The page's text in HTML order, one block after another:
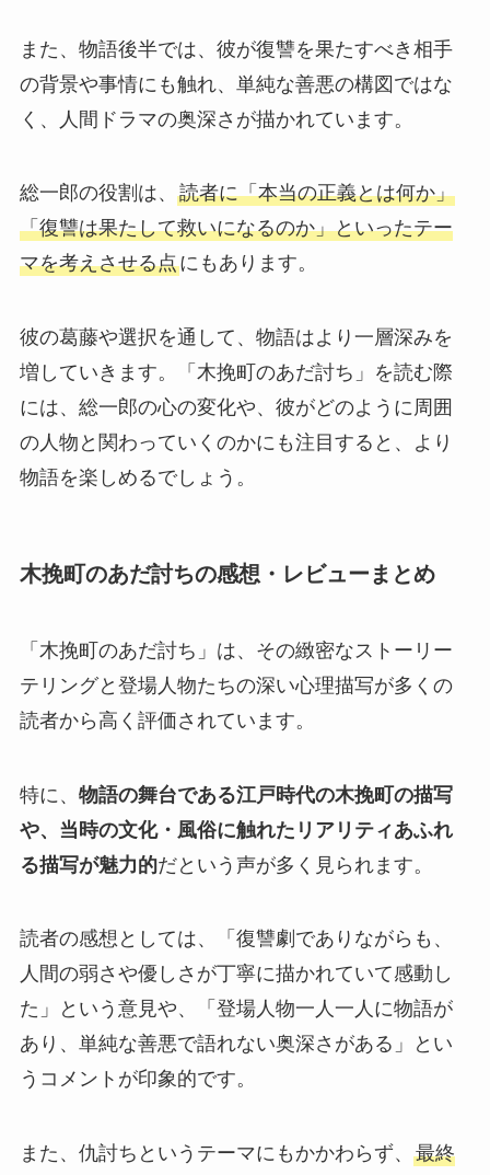
また、物語後半では、彼が復讐を果たすべき相手
の背景や事情にも触れ、単純な善悪の構図ではな
く、人間ドラマの奥深さが描かれています。
総一郎の役割は、 読者に「本当の正義とは何か」
「復讐は果たして救いになるのか」といったテー
マを考えさせる点にもあります。
彼の葛藤や選択を通して、物語はより一層深みを
増していきます。「木挽町のあだ討ち」を読む際
には、総一郎の心の変化や、彼がどのように周囲
の人物と関わっていくのかにも注目すると、より
物語を楽しめるでしょう。
木挽町のあだ討ちの感想・レビューまとめ
「木挽町のあだ討ち」は、その緻密なストーリー
テリングと登場人物たちの深い心理描写が多くの
読者から高く評価されています。
特に、 物語の舞台である江戸時代の木挽町の描写
や、当時の文化・風俗に触れたリアリティあふれ
る描写が魅力的だという声が多く見られます。
読者の感想としては、「復讐劇でありながらも、
人間の弱さや優しさが丁寧に描かれていて感動し
た」という意見や、「登場人物一人一人に物語が
あり、単純な善悪で語れない奥深さがある」とい
うコメントが印象的です。
また、仇討ちというテーマにもかかわらず、 最終